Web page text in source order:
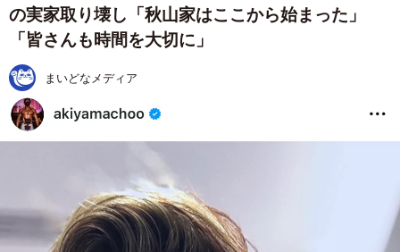
の実家取り壊し「秋山家はここから始まった」
「皆さんも時間を大切に」
まいどなメディア